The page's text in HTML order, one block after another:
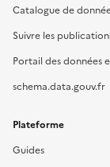
Catalogue de
Suivre les
Portail des données
schema.data.gouv.fr
Plateforme
Guides